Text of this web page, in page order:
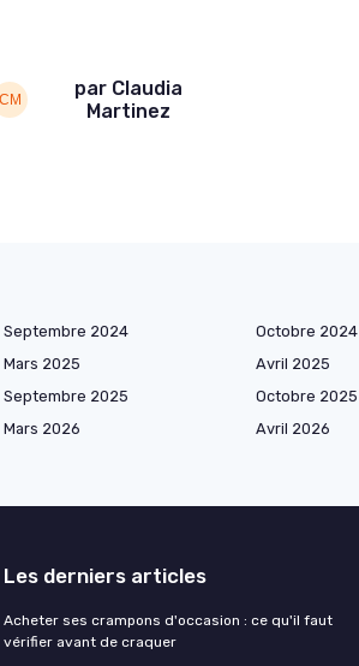
par Claudia
Martinez
Septembre 2024 Octobre 2024
Mars 2025 Avril 2025
Septembre 2025 Octobre 2025
Mars 2026 Avril 2026
Les derniers articles
Acheter ses crampons d'occasion : ce qu'il faut
vérifier avant de craquer